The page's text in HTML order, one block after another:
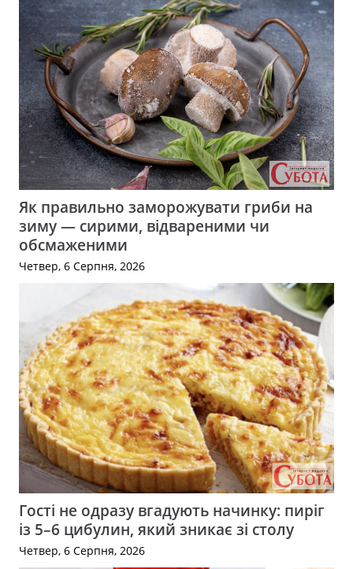
Як правильно заморожувати гриби на
зиму — сирими, відвареними чи
обсмаженими
Четвер, 6 Серпня, 2026
Гості не одразу вгадують начинку: пиріг
із 5–6 цибулин, який зникає зі столу
Четвер, 6 Серпня, 2026